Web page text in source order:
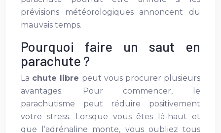
prévisions météorologiques annoncent du
mauvais temps.
Pourquoi faire un saut en
parachute ?
La chute libre peut vous procurer plusieurs
avantages. Pour commencer, le
parachutisme peut réduire positivement
votre stress. Lorsque vous êtes là-haut et
que l’adrénaline monte, vous oubliez tous